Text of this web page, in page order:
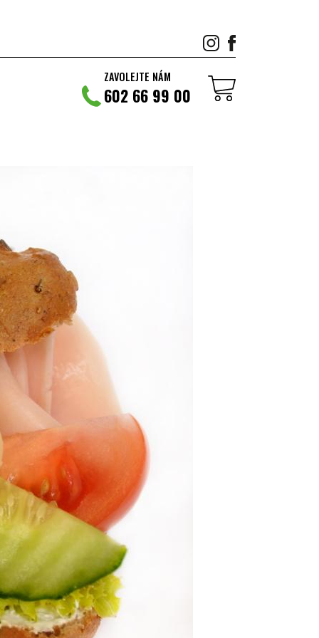
ZAVOLEJTE NÁM
602 66 99 00